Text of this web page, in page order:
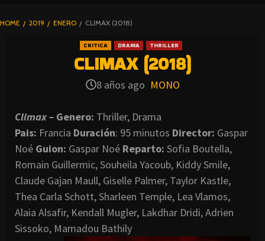
BLOGHORROR
HOME 2019 ENERO CLIMAX (2018)
CRITICA DRAMA THRILLER
CLIMAX (2018)
8 años ago MONO
Climax – Genero: Thriller, Drama
Pais: Francia Duración: 95 minutos Director: Gaspar
Noé Guion: Gaspar Noé Reparto: Sofia Boutella,
Romain Guillermic, Souheila Yacoub, Kiddy Smile,
Claude Gajan Maull, Giselle Palmer, Taylor Kastle,
Thea Carla Schott, Sharleen Temple, Lea Vlamos,
Alaia Alsafir, Kendall Mugler, Lakdhar Dridi, Adrien
Sissoko, Mamadou Bathily